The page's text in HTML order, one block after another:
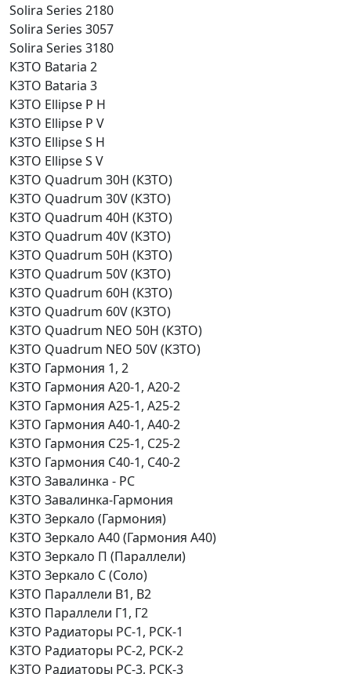
Solira Series 2180
Solira Series 3057
Solira Series 3180
КЗТО Bataria 2
КЗТО Bataria 3
КЗТО Ellipse P H
КЗТО Ellipse P V
КЗТО Ellipse S H
КЗТО Ellipse S V
КЗТО Quadrum 30H (КЗТО)
КЗТО Quadrum 30V (КЗТО)
КЗТО Quadrum 40H (КЗТО)
КЗТО Quadrum 40V (КЗТО)
КЗТО Quadrum 50H (КЗТО)
КЗТО Quadrum 50V (КЗТО)
КЗТО Quadrum 60H (КЗТО)
КЗТО Quadrum 60V (КЗТО)
КЗТО Quadrum NEO 50H (КЗТО)
КЗТО Quadrum NEO 50V (КЗТО)
КЗТО Гармония 1, 2
КЗТО Гармония А20-1, А20-2
КЗТО Гармония А25-1, А25-2
КЗТО Гармония А40-1, А40-2
КЗТО Гармония С25-1, С25-2
КЗТО Гармония С40-1, С40-2
КЗТО Завалинка - РС
КЗТО Завалинка-Гармония
КЗТО Зеркало (Гармония)
КЗТО Зеркало А40 (Гармония А40)
КЗТО Зеркало П (Параллели)
КЗТО Зеркало С (Соло)
КЗТО Параллели B1, В2
КЗТО Параллели Г1, Г2
КЗТО Радиаторы РС-1, РСК-1
КЗТО Радиаторы РС-2, РСК-2
КЗТО Радиаторы РС-3, РСК-3